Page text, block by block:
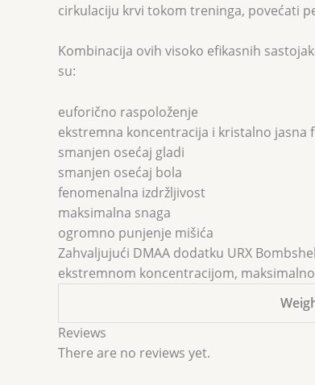
cirkulaciju krvi tokom treninga, povećati
Kombinacija ovih visoko efikasnih
su:
euforično raspoloženje
ekstremna koncentracija i kristalno jasna
smanjen osećaj gladi
smanjen osećaj bola
fenomenalna izdržljivost
maksimalna snaga
ogromno punjenje mišića
Zahvaljujući DMAA dodatku URX
ekstremnom koncentracijom,
Reviews
There are no reviews yet.